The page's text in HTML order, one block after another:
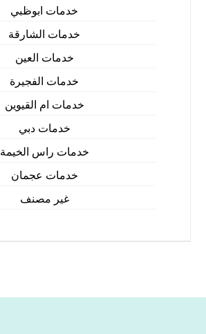
خدمات ابوظبي
خدمات الشارقة
خدمات العين
خدمات الفجيرة
خدمات ام القيوين
خدمات دبي
خدمات راس الخيمة
خدمات عجمان
غير مصنف